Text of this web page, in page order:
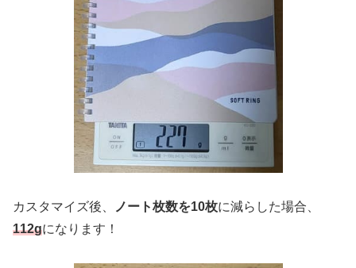
カスタマイズ後、 ノート枚数を10枚に減らした場合、
112gになります！